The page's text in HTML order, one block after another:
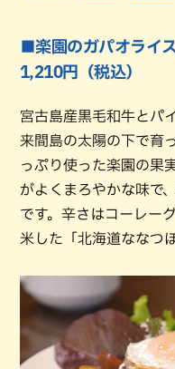
■楽園のガパオライ
1,210円（税込）
宮古島産黒毛和牛とパ
来間島の太陽の下で育
っぷり使った楽園の果
がよくまろやかな味で
です。辛さはコーレー
米した「北海道ななつ